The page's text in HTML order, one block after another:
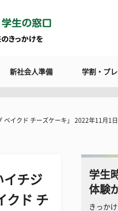
新社会人準備 学割・プ
ベイクド チーズケーキ」 2022年11月
イチジ
クド チ
学生
体験
きっか